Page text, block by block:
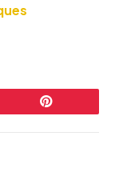
Pinterest